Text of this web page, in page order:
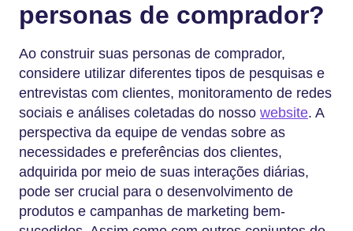
personas de comprador?
Ao construir suas personas de comprador,
considere utilizar diferentes tipos de pesquisas e
entrevistas com clientes, monitoramento de redes
sociais e análises coletadas do nosso website. A
perspectiva da equipe de vendas sobre as
necessidades e preferências dos clientes,
adquirida por meio de suas interações diárias,
pode ser crucial para o desenvolvimento de
produtos e campanhas de marketing bem-